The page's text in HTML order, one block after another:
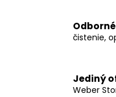
čistenie,
Jediný
Weber